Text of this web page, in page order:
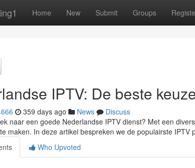
Home New Submit Groups
IPTV: De beste
359 days ago News
Discuss
naar een goede Nederlandse IPTV dienst? Met een
maken. In deze artikel bespreken we de populairste IPTV
Who Upvoted